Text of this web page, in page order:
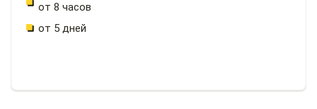
от 8 часов
от 5 дней